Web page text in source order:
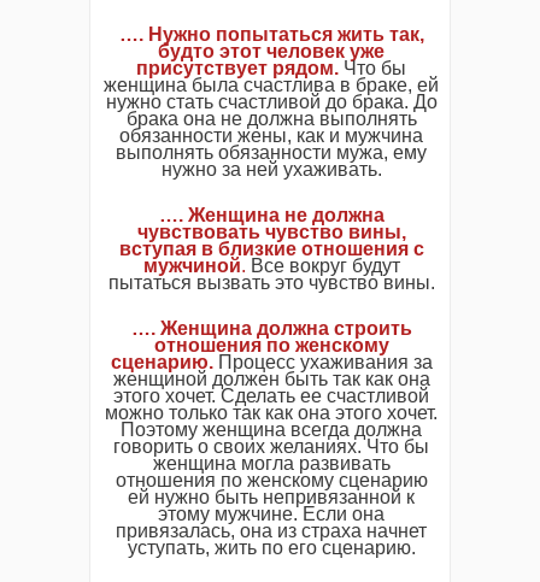
…. Нужно попытаться жить так,
будто этот человек уже
присутствует рядом. Что бы
женщина была счастлива в браке, ей
нужно стать счастливой до брака. До
брака она не должна выполнять
обязанности жены, как и мужчина
выполнять обязанности мужа, ему
нужно за ней ухаживать.
…. Женщина не должна
чувствовать чувство вины,
вступая в близкие отношения с
мужчиной. Все вокруг будут
пытаться вызвать это чувство вины.
…. Женщина должна строить
отношения по женскому
сценарию. Процесс ухаживания за
женщиной должен быть так как она
этого хочет. Сделать ее счастливой
можно только так как она этого хочет.
Поэтому женщина всегда должна
говорить о своих желаниях. Что бы
женщина могла развивать
отношения по женскому сценарию
ей нужно быть непривязанной к
этому мужчине. Если она
привязалась, она из страха начнет
уступать, жить по его сценарию.